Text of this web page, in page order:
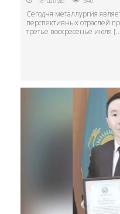
Сегодня металлургия
перспективных отраслей
третье воскресенье июля